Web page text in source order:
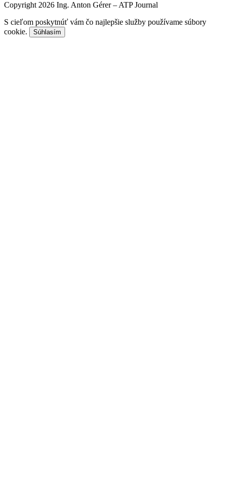
Copyright 2026 Ing. Anton Gérer – ATP Journal
S cieľom poskytnúť vám čo najlepšie služby používame súbory
cookie.
Súhlasím